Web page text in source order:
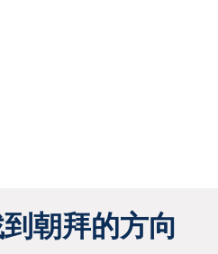
朝拜的方向